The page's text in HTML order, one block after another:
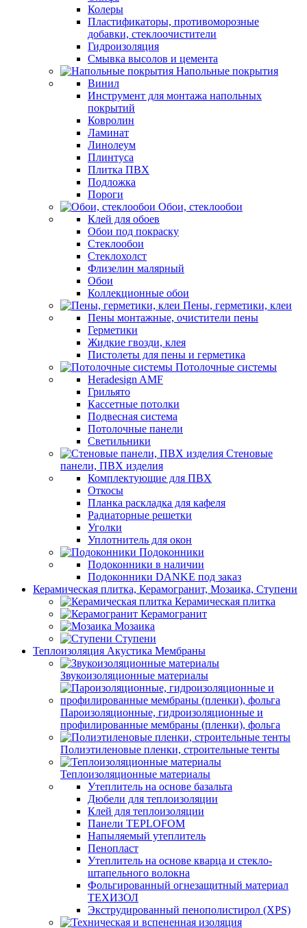
Колеры
Пластификаторы, противоморозные
добавки, стеклоочистители
Гидроизоляция
Смывка высолов и цемента
Напольные покрытия
Винил
Инструмент для монтажа напольных
покрытий
Ковролин
Ламинат
Линолеум
Плинтуса
Плитка ПВХ
Подложка
Пороги
Обои, стеклообои
Клей для обоев
Обои под покраску
Стеклообои
Стеклохолст
Флизелин малярный
Обои
Коллекционные обои
Пены, герметики, клеи
Пены монтажные, очистители пены
Герметики
Жидкие гвозди, клея
Пистолеты для пены и герметика
Потолочные системы
Heradesign AMF
Грильято
Кассетные потолки
Подвесная система
Потолочные панели
Светильники
Стеновые
панели, ПВХ изделия
Комплектующие для ПВХ
Откосы
Планка раскладка для кафеля
Радиаторные решетки
Уголки
Уплотнитель для окон
Подоконники
Подоконники в наличии
Подоконники DANKE под заказ
Керамическая плитка, Керамогранит, Мозаика, Ступени
Керамическая плитка
Керамогранит
Мозаика
Ступени
Теплоизоляция Акустика Мембраны
Звукоизоляционные материалы
Пароизоляционные, гидроизоляционные и
профилированные мембраны (пленки), фольга
Полиэтиленовые пленки, строительные тенты
Теплоизоляционные материалы
Утеплитель на основе базальта
Дюбели для теплоизоляции
Клей для теплоизоляции
Панели TEPLOFOM
Напыляемый утеплитель
Пенопласт
Утеплитель на основе кварца и стекло-
штапельного волокна
Фольгированный огнезащитный материал
ТЕХИЗОЛ
Экструдированный пенополистирол (XPS)